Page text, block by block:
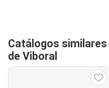
Catálogos similares
de Viboral